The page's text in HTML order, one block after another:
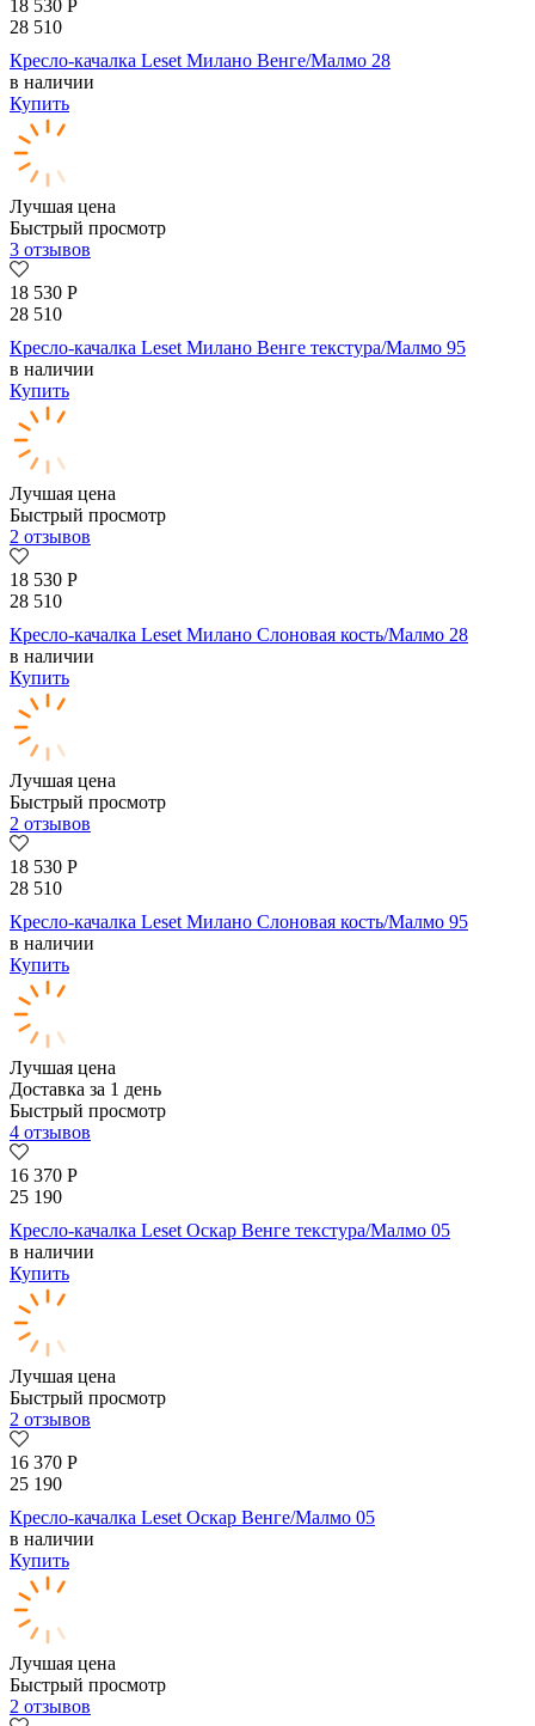
18 530 Р
28 510
Кресло-качалка Leset Милано Венге/Малмо 28
в наличии
Купить
Лучшая цена
Быстрый просмотр
3 отзывов
18 530 Р
28 510
Кресло-качалка Leset Милано Венге текстура/Малмо 95
в наличии
Купить
Лучшая цена
Быстрый просмотр
2 отзывов
18 530 Р
28 510
Кресло-качалка Leset Милано Слоновая кость/Малмо 28
в наличии
Купить
Лучшая цена
Быстрый просмотр
2 отзывов
18 530 Р
28 510
Кресло-качалка Leset Милано Слоновая кость/Малмо 95
в наличии
Купить
Лучшая цена
Доставка за 1 день
Быстрый просмотр
4 отзывов
16 370 Р
25 190
Кресло-качалка Leset Оскар Венге текстура/Малмо 05
в наличии
Купить
Лучшая цена
Быстрый просмотр
2 отзывов
16 370 Р
25 190
Кресло-качалка Leset Оскар Венге/Малмо 05
в наличии
Купить
Лучшая цена
Быстрый просмотр
2 отзывов